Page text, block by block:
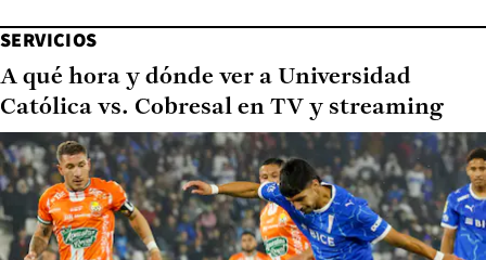
SERVICIOS
A qué hora y dónde ver a Universidad
Católica vs. Cobresal en TV y streaming